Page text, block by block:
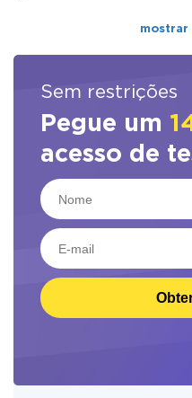
mostrar
Sem restrições
Pegue um
acesso de